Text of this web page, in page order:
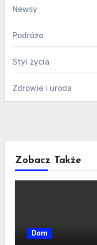
Newsy
Podróże
Styl życia
Zdrowie i uroda
Zobacz Także
Dom